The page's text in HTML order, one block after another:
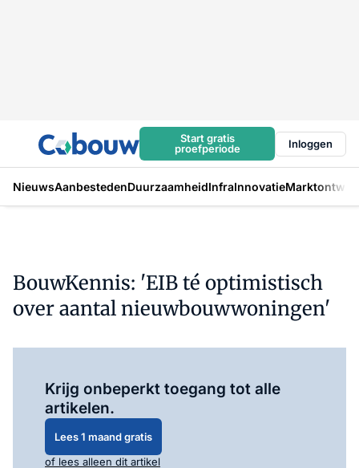
Start gratis
proefperiode
Inloggen
NieuwsAanbestedenDuurzaamheidInfraInnovatie
BouwKennis: 'EIB té optimistisch
over aantal nieuwbouwwoningen'
Krijg onbeperkt toegang tot alle
artikelen.
Lees 1 maand gratis
of lees alleen dit artikel